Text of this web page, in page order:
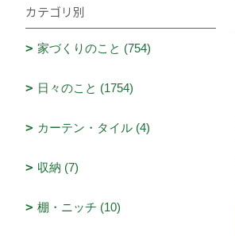
カテゴリ別
家づくりのこと (754)
日々のこと (1754)
カーテン・タイル (4)
収納 (7)
棚・ニッチ (10)